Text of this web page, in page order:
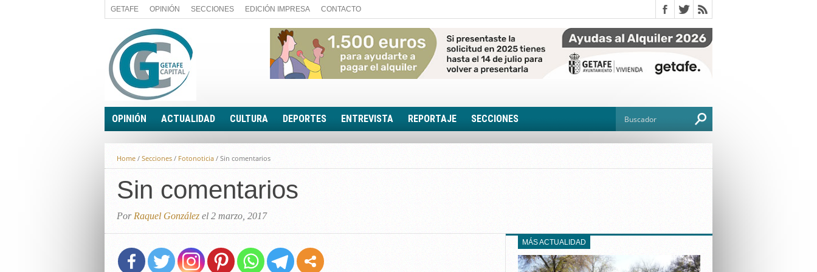
GETAFE OPINIÓN SECCIONES EDICIÓN IMPRESA CONTACTO
OPINIÓN
A FIN DE CUENTAS
PALABRA DE CONCEJAL
LA PIEDRA DE SÍSIFO
EL SACAPUNTAS
TODAS LAS BANDERAS
ROTAS
ACTUALIDAD
POLÍTICA
ECONOMÍA
BREVES
CULTURA DEPORTES ENTREVISTA REPORTAJE SECCIONES
FOTONOTICIA
RUTA DE LA MEMORIA
LA VOZ DE LA
Home / Secciones / Fotonoticia / Sin comentarios
Sin comentarios
Por Raquel González el 2 marzo, 2017
MÁS ACTUALIDAD